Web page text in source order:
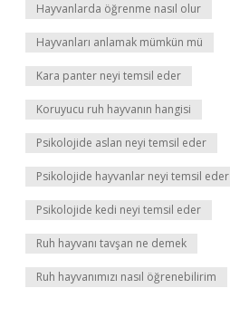
Hayvanlarda öğrenme nasıl olur
Hayvanları anlamak mümkün mü
Kara panter neyi temsil eder
Koruyucu ruh hayvanın hangisi
Psikolojide aslan neyi temsil eder
Psikolojide hayvanlar neyi temsil eder
Psikolojide kedi neyi temsil eder
Ruh hayvanı tavşan ne demek
Ruh hayvanımızı nasıl öğrenebilirim